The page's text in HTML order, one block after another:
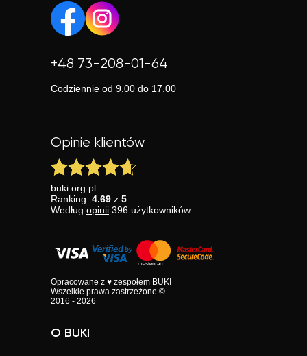
+48 73-208-01-64
Codziennie od 9.00 do 17.00
Opinie klientów
buki.org.pl
Ranking: 4.69 z 5
Według opinii 396 użytkowników
Opracowane z ♥ zespołem BUKI
Wszelkie prawa zastrzeżone ©
2016 - 2026
O BUKI